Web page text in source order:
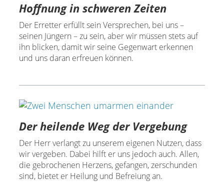
Hoffnung in schweren Zeiten
Der Erretter erfüllt sein Versprechen, bei uns –
seinen Jüngern – zu sein, aber wir müssen stets auf
ihn blicken, damit wir seine Gegenwart erkennen
und uns daran erfreuen können.
Der heilende Weg der Vergebung
Der Herr verlangt zu unserem eigenen Nutzen, dass
wir vergeben. Dabei hilft er uns jedoch auch. Allen,
die gebrochenen Herzens, gefangen, zerschunden
sind, bietet er Heilung und Befreiung an.